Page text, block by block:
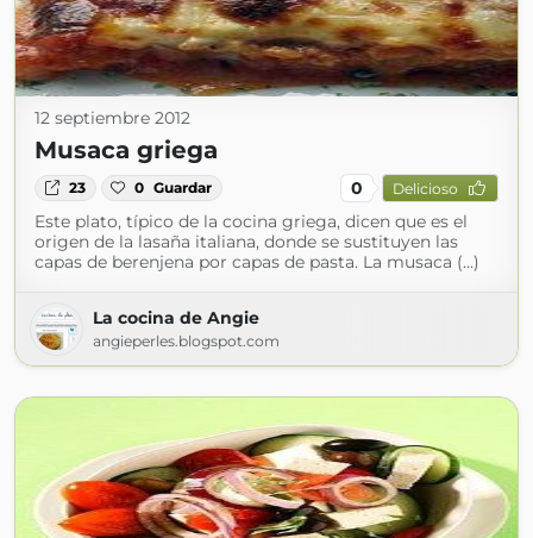
12 septiembre 2012
Musaca griega
23 0 Guardar 0 Delicioso
Este plato, típico de la cocina griega, dicen que es el
origen de la lasaña italiana, donde se sustituyen las
capas de berenjena por capas de pasta. La musaca (...)
La cocina de Angie
angieperles.blogspot.com